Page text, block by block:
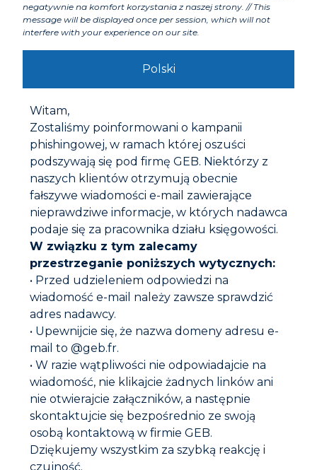
UDRAŻNIACZ UNIWERSALNY – 1L
negatywnie na komfort korzystania z naszej strony. // This
message will be displayed once per session, which will not
interfere with your experience on our site.
Polski
Witam,
Zostaliśmy poinformowani o kampanii
phishingowej, w ramach której oszuści
podszywają się pod firmę GEB. Niektórzy z
naszych klientów otrzymują obecnie
fałszywe wiadomości e-mail zawierające
nieprawdziwe informacje, w których nadawca
podaje się za pracownika działu księgowości.
W związku z tym zalecamy
przestrzeganie poniższych wytycznych:
• Przed udzieleniem odpowiedzi na
wiadomość e-mail należy zawsze sprawdzić
adres nadawcy.
• Upewnijcie się, że nazwa domeny adresu e-
mail to @geb.fr.
• W razie wątpliwości nie odpowiadajcie na
wiadomość, nie klikajcie żadnych linków ani
nie otwierajcie załączników, a następnie
skontaktujcie się bezpośrednio ze swoją
osobą kontaktową w firmie GEB.
Dziękujemy wszystkim za szybką reakcję i
czujność.